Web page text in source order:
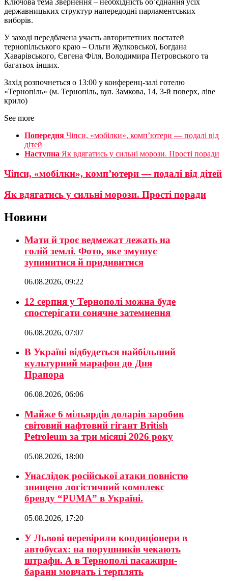
Ключова тема Звернення – необхідність об’єднання усіх
державницьких структур напередодні парламентських
виборів.
У заході передбачена участь авторитетних постатей
тернопільського краю – Ольги Жулковської, Богдана
Хаварівського, Євгена Філя, Володимира Петровського та
багатьох інших.
Захід розпочнеться о 13:00 у конференц-залі готелю
«Тернопіль» (м. Тернопіль, вул. Замкова, 14, 3-й поверх, ліве
крило)
See more
Попередня Чіпси, «мобілки», комп’ютери — подалі від
дітей
Наступна Як вдягатись у сильні морози. Прості поради
Чіпси, «мобілки», комп’ютери — подалі від дітей
Як вдягатись у сильні морози. Прості поради
Новини
Мати й троє ведмежат лежать на
голій землі. Фото, яке змушує
зупинитися й придивитися
06.08.2026, 09:22
12 серпня у Тернополі можна буде
спостерігати сонячне затемнення
06.08.2026, 07:07
В Україні відбудеться найбільший
культурний марафон до Дня
Прапора
06.08.2026, 06:06
Майже 6 мільярдів доларів заробив
світовий нафтовий гігант British
Petroleum за три місяці 2026 року
05.08.2026, 18:00
Унаслідок російської атаки повністю
знищено логістичний комплекс
бренду “PUMA” в Україні.
05.08.2026, 17:20
У Львові перевірили кондиціонери в
автобусах: на порушників чекають
штрафи. А в Тернополі пасажири-
барани мовчать і терплять